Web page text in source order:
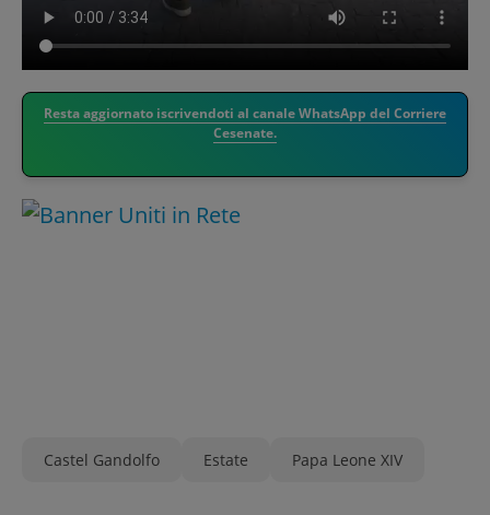
Resta aggiornato iscrivendoti al canale WhatsApp del Corriere
Cesenate.
Castel Gandolfo Estate Papa Leone XIV